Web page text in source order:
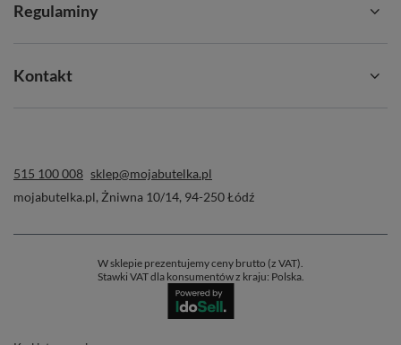
Regulaminy
Kontakt
515 100 008 sklep@mojabutelka.pl
mojabutelka.pl, Żniwna 10/14, 94-250Łódź
W sklepie prezentujemy ceny brutto (z VAT).
Stawki VAT dla konsumentów z kraju: Polska.